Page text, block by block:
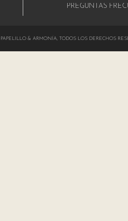
PREGUNTAS
PAPELILLO & ARMONÍA, TODOS LOS DERECHOS